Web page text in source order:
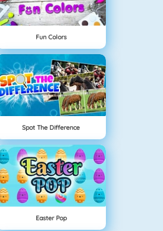
Fun Colors
Spot The Difference
Easter Pop